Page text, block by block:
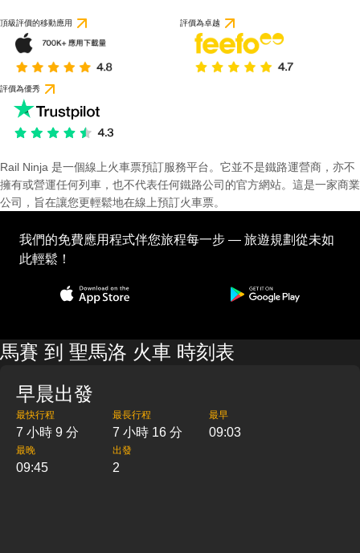
頂級評價的移動應用 評價為卓越
評價為優秀
Rail Ninja 是一個線上火車票預訂服務平台。它並不是鐵路運營商，亦不
擁有或營運任何列車，也不代表任何鐵路公司的官方網站。這是一家商業
公司，旨在讓您更輕鬆地在線上預訂火車票。
我們的免費應用程式伴您旅程每一步 — 旅遊規劃從未如
此輕鬆！
馬賽 到 聖馬洛 火車 時刻表
早晨出發
最快行程
7 小時 9 分
最長行程
7 小時 16 分
最早
09:03
最晚
09:45
出發
2